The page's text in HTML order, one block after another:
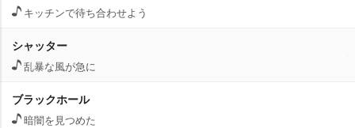
キッチンで待ち合わせよう
シャッター
乱暴な風が急に
ブラックホール
暗闇を見つめた